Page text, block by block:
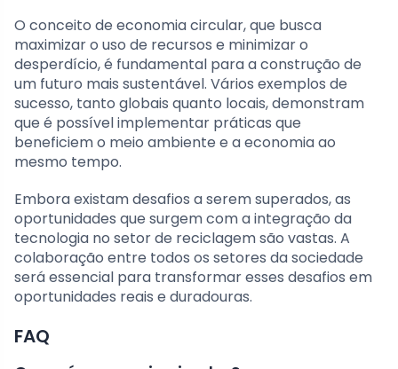
O conceito de economia circular, que busca
maximizar o uso de recursos e minimizar o
desperdício, é fundamental para a construção de
um futuro mais sustentável. Vários exemplos de
sucesso, tanto globais quanto locais, demonstram
que é possível implementar práticas que
beneficiem o meio ambiente e a economia ao
mesmo tempo.
Embora existam desafios a serem superados, as
oportunidades que surgem com a integração da
tecnologia no setor de reciclagem são vastas. A
colaboração entre todos os setores da sociedade
será essencial para transformar esses desafios em
oportunidades reais e duradouras.
FAQ